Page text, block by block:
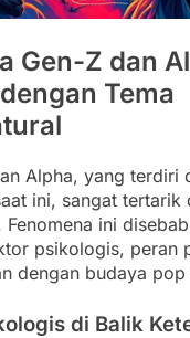
Gen-Z dan
Tema
Alpha, yang terdiri
ini, sangat tertarik
Fenomena ini
psikologis, peran
dengan budaya pop
di Balik